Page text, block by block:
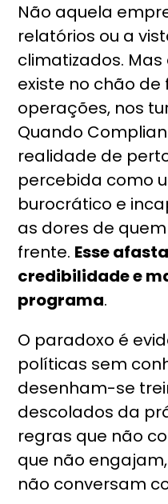
Não aquela
relatórios ou a
climatizados.
existe no chão de
operações, nos
Quando
realidade de
percebida como
burocrático e
as dores de
frente. Esse
credibilidade e
programa.
O paradoxo é
políticas sem
desenham-se
descolados da
regras que não
que não
não conversam